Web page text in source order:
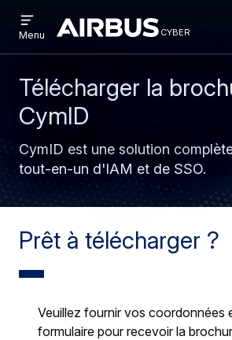
au
principal
to
search
cyber cyber
menu
Menu
Télécharger la
CymID
CymID est une solution
tout-en-un d'IAM et de SSO.
Prêt à télécharger ?
Veuillez fournir vos coordonnées
formulaire pour recevoir la